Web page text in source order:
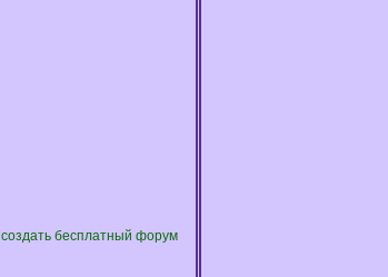
создать бесплатный форум